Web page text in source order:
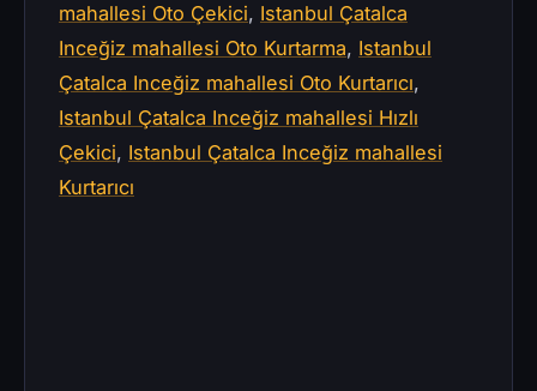
mahallesi Oto Çekici, Istanbul Çatalca
Inceğiz mahallesi Oto Kurtarma, Istanbul
Çatalca Inceğiz mahallesi Oto Kurtarıcı,
Istanbul Çatalca Inceğiz mahallesi Hızlı
Çekici, Istanbul Çatalca Inceğiz mahallesi
Kurtarıcı